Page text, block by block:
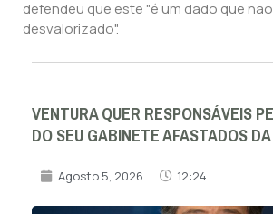
defendeu que este "é um dado que
desvalorizado".
VENTURA QUER RESPONSÁVEIS
DO SEU GABINETE AFASTADOS
Agosto 5, 2026 12:24